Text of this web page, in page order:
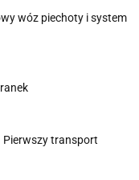
wóz piechoty i system
Pierwszy transport